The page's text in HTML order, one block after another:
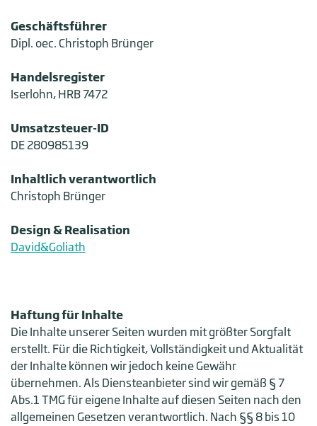
Geschäftsführer
Dipl. oec. Christoph Brünger
Handelsregister
Iserlohn, HRB 7472
Umsatzsteuer-ID
DE 280985139
Inhaltlich verantwortlich
Christoph Brünger
Design & Realisation
David&Goliath
Haftung für Inhalte
Die Inhalte unserer Seiten wurden mit größter Sorgfalt
erstellt. Für die Richtigkeit, Vollständigkeit und Aktualität
der Inhalte können wir jedoch keine Gewähr
übernehmen. Als Diensteanbieter sind wir gemäß § 7
Abs.1 TMG für eigene Inhalte auf diesen Seiten nach den
allgemeinen Gesetzen verantwortlich. Nach §§ 8 bis 10